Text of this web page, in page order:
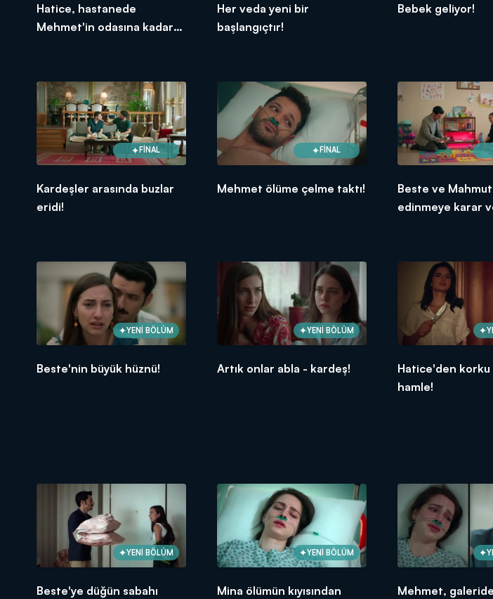
Hatice, hastanede
Mehmet'in odasına kadar
Her veda yeni bir
başlangıçtır!
Bebek geliyor!
FİNAL
Kardeşler arasında buzlar
eridi!
FİNAL
Mehmet ölüme çelme taktı!
Beste ve
edinmeye karar
YENİ BÖLÜM
Beste'nin büyük hüznü!
YENİ BÖLÜM
Artık onlar abla - kardeş!
Hatice'den korku
hamle!
YENİ BÖLÜM
Beste'ye düğün sabahı
YENİ BÖLÜM
Mina ölümün kıyısından
Mehmet,